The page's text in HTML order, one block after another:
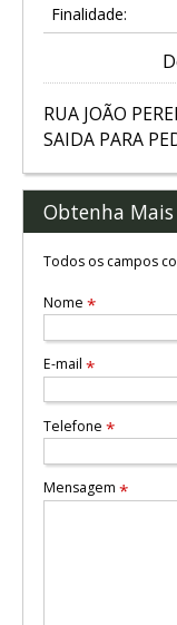
Finalidade:
RUA JOÃO
SAIDA PARA
Obtenha
Todos os campos
Nome *
E-mail *
Telefone *
Mensagem *